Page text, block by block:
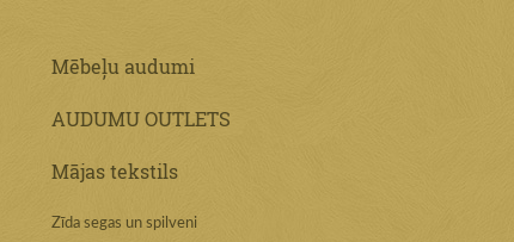
Mēbeļu audumi
AUDUMU OUTLETS
Mājas tekstils
Zīda segas un spilveni